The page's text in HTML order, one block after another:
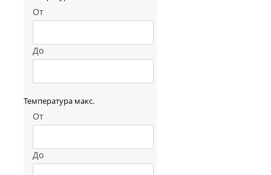
От
До
Температура макс.
От
До